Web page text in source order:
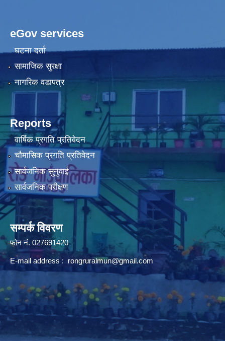
eGov services
घटना दर्ता
सामाजिक सुरक्षा
नागरिक वडापत्र
Reports
वार्षिक प्रगति प्रतिवेदन
चौमासिक प्रगति प्रतिवेदन
सार्वजनिक सुनुवाई
सार्वजनिक परीक्षण
सम्पर्क विवरण
फोन न‌ं. 027691420
E-mail address : rongruralmun@gmail.com